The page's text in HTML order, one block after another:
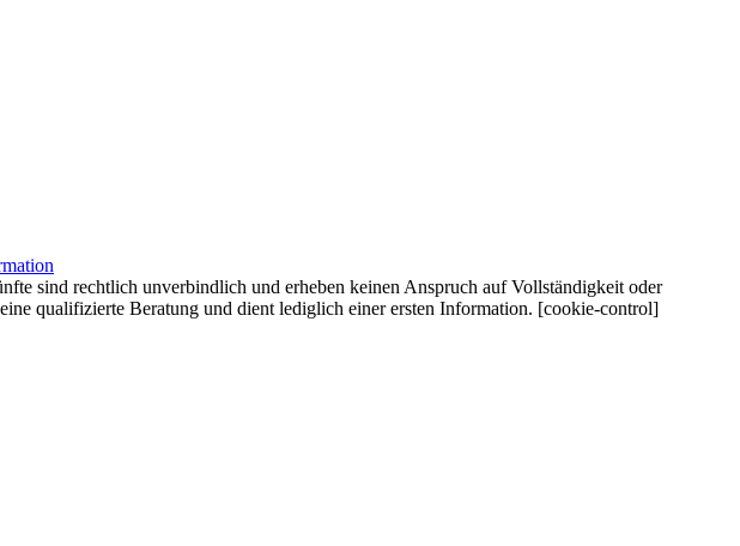
sind rechtlich unverbindlich und erheben keinen Anspruch auf Vollständigkeit oder
qualifizierte Beratung und dient lediglich einer ersten Information. [cookie-control]